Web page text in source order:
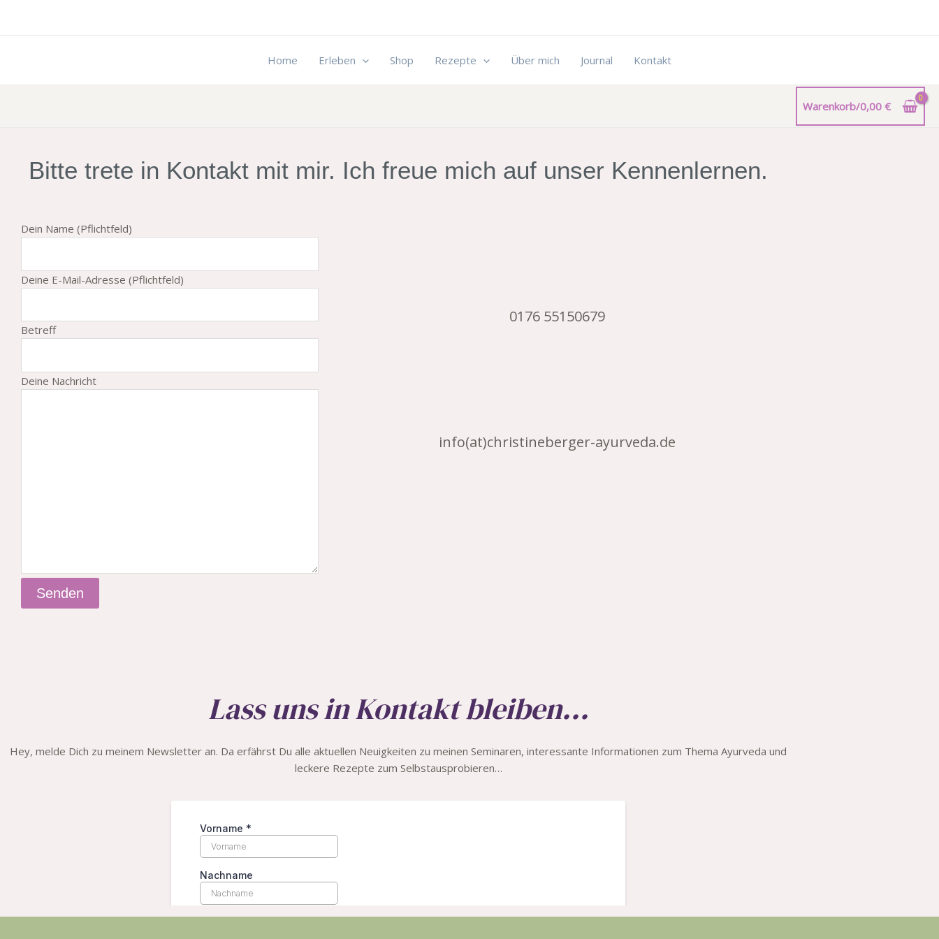
Home
Erleben Shop Rezepte Über mich Journal Kontakt
Warenkorb/0,00€
Bitte trete in Kontakt mit mir. Ich freue mich auf unser Kennenlernen.
Dein Name (Pflichtfeld)
Deine E-Mail-Adresse (Pflichtfeld)
Betreff
Bitte lasse dieses Feld leer.
Deine Nachricht
0176 55150679
info(at)christineberger-ayurveda.de
Lass uns in Kontakt bleiben...
Hey, melde Dich zu meinem Newsletter an. Da erfährst Du alle aktuellen Neuigkeiten zu meinen Seminaren, interessante Informationen zum Thema Ayurveda und
leckere Rezepte zum Selbstausprobieren…